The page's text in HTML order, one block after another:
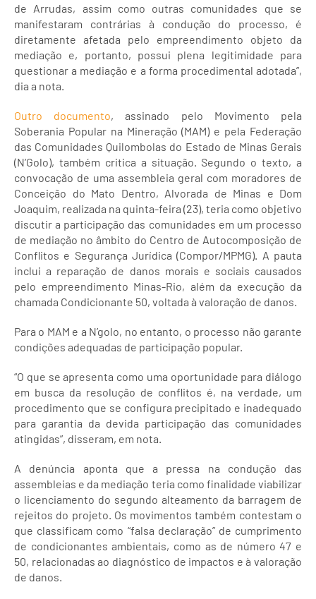
de Arrudas, assim como outras comunidades que se
manifestaram contrárias à condução do processo, é
diretamente afetada pelo empreendimento objeto da
mediação e, portanto, possui plena legitimidade para
questionar a mediação e a forma procedimental adotada”,
dia a nota.
Outro documento, assinado pelo Movimento pela
Soberania Popular na Mineração (MAM) e pela Federação
das Comunidades Quilombolas do Estado de Minas Gerais
(N’Golo), também critica a situação. Segundo o texto, a
convocação de uma assembleia geral com moradores de
Conceição do Mato Dentro, Alvorada de Minas e Dom
Joaquim, realizada na quinta-feira (23), teria como objetivo
discutir a participação das comunidades em um processo
de mediação no âmbito do Centro de Autocomposição de
Conflitos e Segurança Jurídica (Compor/MPMG). A pauta
inclui a reparação de danos morais e sociais causados
pelo empreendimento Minas-Rio, além da execução da
chamada Condicionante 50, voltada à valoração de danos.
Para o MAM e a N’golo, no entanto, o processo não garante
condições adequadas de participação popular.
“O que se apresenta como uma oportunidade para diálogo
em busca da resolução de conflitos é, na verdade, um
procedimento que se configura precipitado e inadequado
para garantia da devida participação das comunidades
atingidas”, disseram, em nota.
A denúncia aponta que a pressa na condução das
assembleias e da mediação teria como finalidade viabilizar
o licenciamento do segundo alteamento da barragem de
rejeitos do projeto. Os movimentos também contestam o
que classificam como “falsa declaração” de cumprimento
de condicionantes ambientais, como as de número 47 e
50, relacionadas ao diagnóstico de impactos e à valoração
de danos.